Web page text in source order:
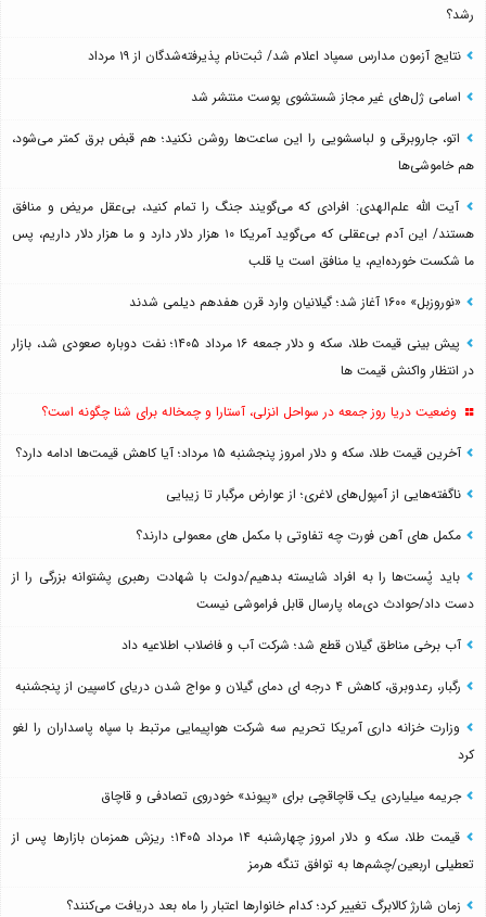
رشد؟
نتایج آزمون مدارس سمپاد اعلام شد/ ثبت‌نام پذیرفته‌شدگان از ۱۹ مرداد
اسامی ژل‌های غیر مجاز شستشوی پوست منتشر شد
اتو، جاروبرقی و لباسشویی را این ساعت‌ها روشن نکنید؛ هم قبض برق کمتر می‌شود،
هم خاموشی‌ها
آیت الله علم‌الهدی: افرادی که می‌گویند جنگ را تمام کنید، بی‌عقل مریض و منافق
هستند/ این آدم بی‌عقلی که می‌گوید آمریکا ۱۰ هزار دلار دارد و ما هزار دلار داریم، پس
ما شکست خورده‌ایم، یا منافق است یا قلب
«نوروزبل» ۱۶۰۰ آغاز شد؛ گیلانیان وارد قرن هفدهم دیلمی شدند
پیش بینی قیمت طلا، سکه و دلار جمعه ۱۶ مرداد ۱۴۰۵؛ نفت دوباره صعودی شد، بازار
در انتظار واکنش قیمت ها
وضعیت دریا روز جمعه در سواحل انزلی، آستارا و چمخاله برای شنا چگونه است؟
آخرین قیمت طلا، سکه و دلار امروز پنجشنبه ۱۵ مرداد؛ آیا کاهش قیمت‌ها ادامه دارد؟
ناگفته‌هایی از آمپول‌های لاغری؛ از عوارض مرگبار تا زیبایی
مکمل های آهن فورت چه تفاوتی با مکمل های معمولی دارند؟
باید پُست‌ها را به افراد شایسته بدهیم/دولت با شهادت رهبری پشتوانه بزرگی را از
دست داد/حوادث دی‌ماه پارسال قابل فراموشی نیست
آب برخی مناطق گیلان قطع شد؛ شرکت آب و فاضلاب اطلاعیه داد
رگبار، رعدوبرق، کاهش ۴ درجه ای دمای گیلان و مواج شدن دریای کاسپین از پنجشنبه
وزارت خزانه داری آمریکا تحریم سه شرکت هواپیمایی مرتبط با سپاه پاسداران را لغو
کرد
جریمه میلیاردی یک قاچاقچی برای «پیوند» خودروی تصادفی و قاچاق
قیمت طلا، سکه و دلار امروز چهارشنبه ۱۴ مرداد ۱۴۰۵؛ ریزش همزمان بازارها پس از
تعطیلی اربعین/چشم‌ها به توافق تنگه هرمز
زمان شارژ کالابرگ تغییر کرد؛ کدام خانوارها اعتبار را ماه بعد دریافت می‌کنند؟